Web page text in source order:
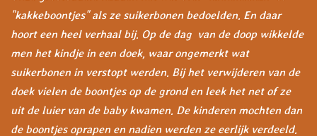
"kakkeboontjes" als ze suikerbonen bedoelden. En daar
hoort een heel verhaal bij. Op de dag van de doop wikkelde
men het kindje in een doek, waar ongemerkt wat
suikerbonen in verstopt werden. Bij het verwijderen van de
doek vielen de boontjes op de grond en leek het net of ze
uit de luier van de baby kwamen. De kinderen mochten dan
de boontjes oprapen en nadien werden ze eerlijk verdeeld.